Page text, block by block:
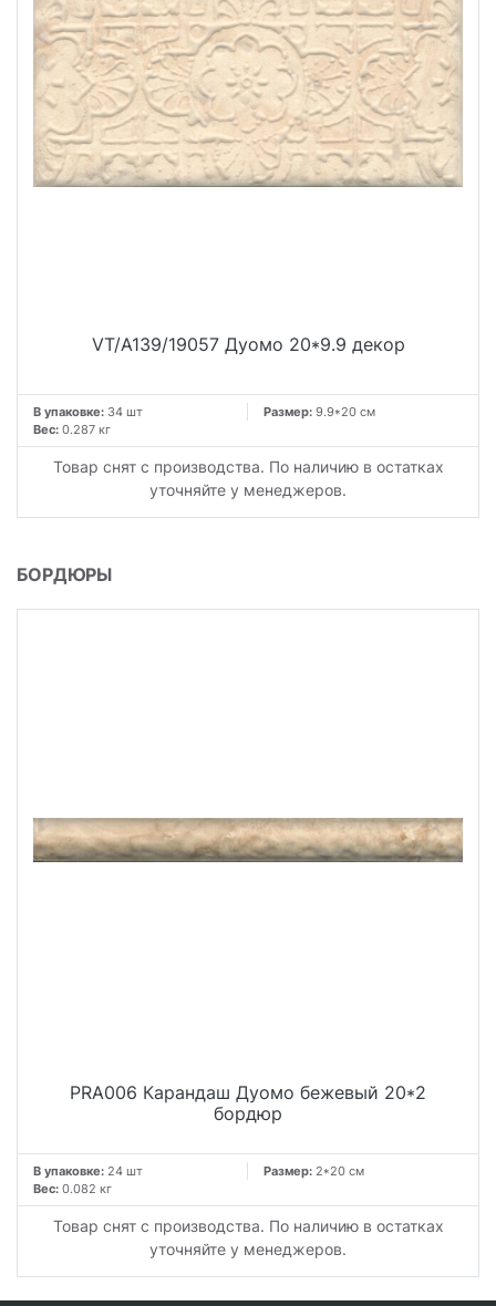
VT/A139/19057 Дуомо 20*9.9 декор
В упаковке: 34 шт Размер: 9.9*20 см
Вес: 0.287 кг
Товар снят с производства. По наличию в остатках
уточняйте у менеджеров.
БОРДЮРЫ
PRA006 Карандаш Дуомо бежевый 20*2
бордюр
В упаковке: 24 шт Размер: 2*20 см
Вес: 0.082 кг
Товар снят с производства. По наличию в остатках
уточняйте у менеджеров.